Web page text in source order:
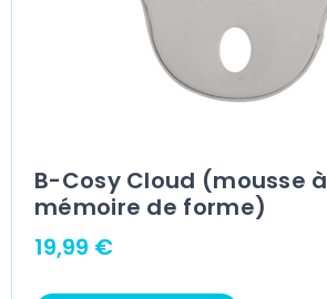
B-Cosy Cloud (mousse à
mémoire de forme)
19,99 €